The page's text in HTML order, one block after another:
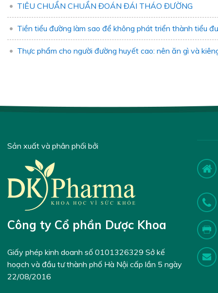
TIÊU CHUẨN CHUẨN ĐOÁN ĐÁI THÁO ĐƯỜNG
Tiền tiểu đường làm sao để không phát triển thành tiểu
Thực phẩm cho người đường huyết cao: nên ăn gì và
Sản xuất và phân phối bởi
Công ty Cổ phần Dược Khoa
Giấy phép kinh doanh số 0101326329 Sở kế
hoạch và đầu tư thành phố Hà Nội cấp lần 5 ngày
22/08/2016